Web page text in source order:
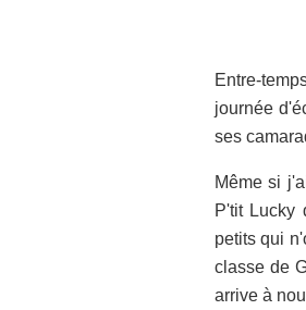
Entre-
journée
ses
Même si
P'tit Lucky
petits qui
classe de
arrive à